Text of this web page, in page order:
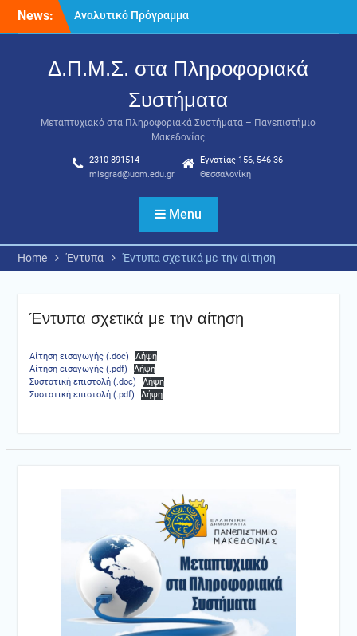
News:
Αναλυτικό Πρόγραμμα
Μαθημάτων Α’ Εαρινού
Παράταση υποβολής
Μεταπτυχιακό στα
Πληροφοριακά Συστήματα
(MIS) έως 15/02/2026
Εαρινού εξαμήνου 2025-
Δ.Π.Μ.Σ. στα Πληροφοριακά
Συστήματα
Μεταπτυχιακό στα Πληροφοριακά Συστήματα – Πανεπιστήμιο
Μακεδονίας
2310-891514
misgrad@uom.edu.gr
Εγνατίας 156, 546 36
Θεσσαλονίκη
Menu
Home Έντυπα Έντυπα σχετικά με την αίτηση
Έντυπα σχετικά με την αίτηση
Αίτηση εισαγωγής (.doc)
Λήψη
Αίτηση εισαγωγής (.pdf)
Λήψη
Συστατική επιστολή (.doc)
Λήψη
Συστατική επιστολή (.pdf)
Λήψη